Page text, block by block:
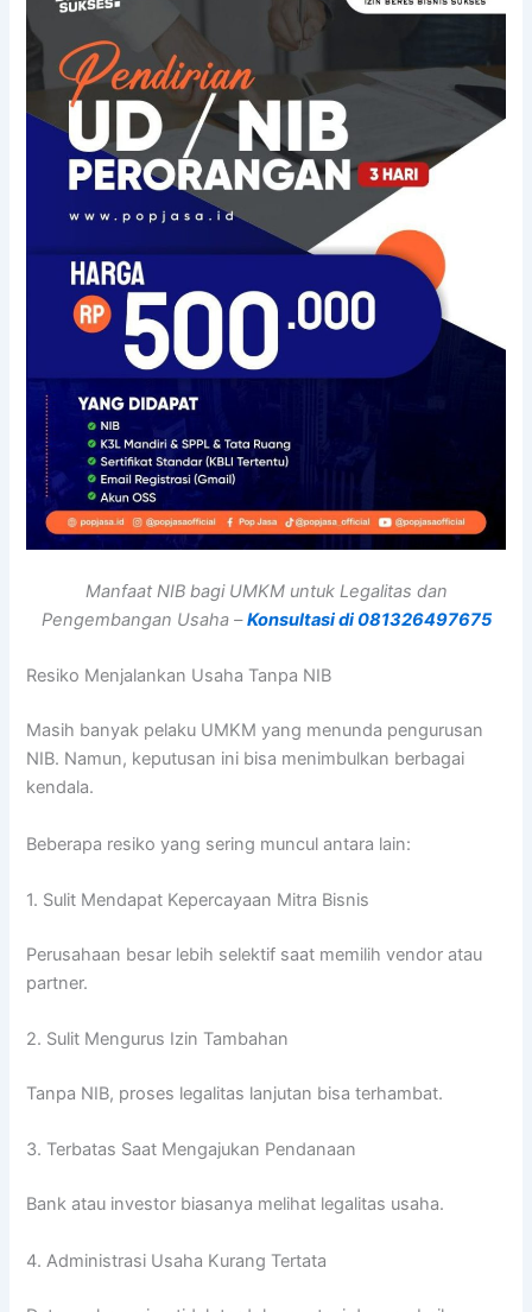
Manfaat NIB bagi UMKM untuk Legalitas dan
Pengembangan Usaha –Konsultasi di 081326497675
Resiko Menjalankan Usaha Tanpa NIB
Masih banyak pelaku UMKM yang menunda pengurusan
NIB. Namun, keputusan ini bisa menimbulkan berbagai
kendala.
Beberapa resiko yang sering muncul antara lain:
1. Sulit Mendapat Kepercayaan Mitra Bisnis
Perusahaan besar lebih selektif saat memilih vendor atau
partner.
2. Sulit Mengurus Izin Tambahan
Tanpa NIB, proses legalitas lanjutan bisa terhambat.
3. Terbatas Saat Mengajukan Pendanaan
Bank atau investor biasanya melihat legalitas usaha.
4. Administrasi Usaha Kurang Tertata